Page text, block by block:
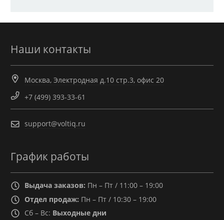
Наши контакты
Москва, Электродная д.10 стр.3, офис 20
+7 (499) 393-33-61
support@voltiq.ru
График работы
Выдача заказов: Пн – Пт / 11:00 – 19:00
Отдел продаж: Пн – Пт / 10:30 – 19:00
Сб – Вс: Выходные дни